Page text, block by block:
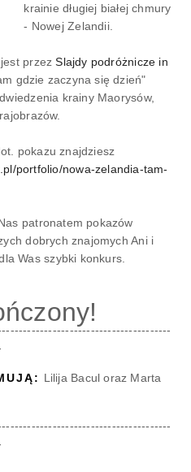
krainie długiej białej chmury
- Nowej Zelandii.
jest przezSlajdy podróżnicze in
gdzie zaczyna się dzień"
krainy Maorysów,
pokazu znajdziesz
portfolio/nowa-zelandia-tam-
patronatem pokazów
dobrych znajomych Ani i
Was szybki konkurs.
Lilija Bacul oraz Marta